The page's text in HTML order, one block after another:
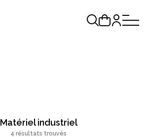
Matériel industriel
4 résultats trouvés